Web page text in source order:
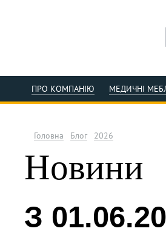
ПРО КОМПАНІЮ МЕДИЧНІ
Головна Блог 2026
Новини
З